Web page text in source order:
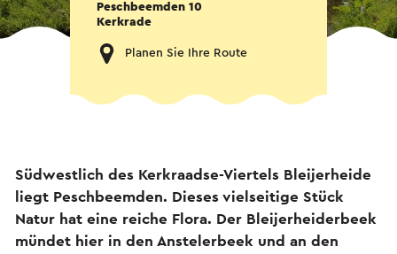
Peschbeemden 10
Kerkrade
Planen Sie Ihre Route
Südwestlich des Kerkraadse-Viertels Bleijerheide
liegt Peschbeemden. Dieses vielseitige Stück
Natur hat eine reiche Flora. Der Bleijerheiderbeek
mündet hier in den Anstelerbeek und an den